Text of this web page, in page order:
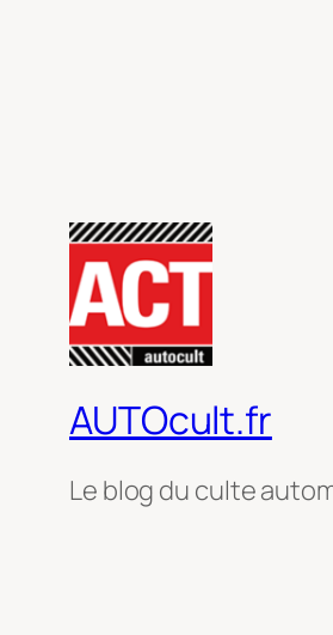
AUTOcult.fr
Le blog du culte